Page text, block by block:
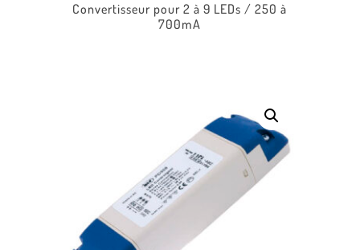
Convertisseur pour 2 à 9 LEDs / 250 à
700mA